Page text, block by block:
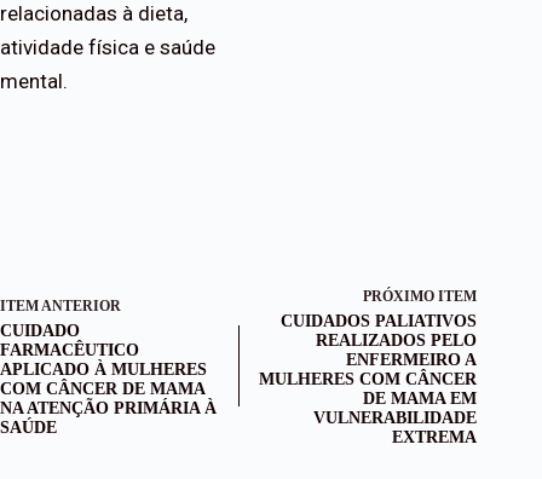
relacionadas à dieta,
atividade física e saúde
mental.
ITEM ANTERIOR
CUIDADO
FARMACÊUTICO
APLICADO À MULHERES
COM CÂNCER DE MAMA
NA ATENÇÃO PRIMÁRIA À
SAÚDE
PRÓXIMO ITEM
CUIDADOS PALIATIVOS
REALIZADOS PELO
ENFERMEIRO A
MULHERES COM CÂNCER
DE MAMA EM
VULNERABILIDADE
EXTREMA